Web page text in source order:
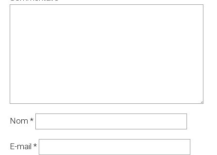
Nom *
E-mail *